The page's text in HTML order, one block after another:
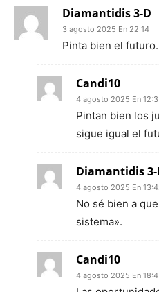
Diamantidis 3-D
3 agosto 2025 En 22:14
Pinta bien el futuro.
Candi10
4 agosto 2025 En
Pintan bien los
sigue igual el
Diamantidis 3-
4 agosto 2025 En
No sé bien a
sistema».
Candi10
4 agosto 2025 En